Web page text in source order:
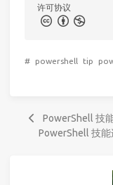
许可协议
# powershell tip
PowerShell 技
PowerShell 技能